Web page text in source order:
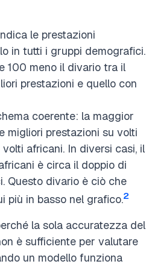
le prestazioni
in tutti i gruppi demografici.
100 meno il divario tra il
prestazioni e quello con
coerente: la maggior
migliori prestazioni su volti
africani. In diversi casi, il
è circa il doppio di
Questo divario è ciò che
più in basso nel grafico.2
la sola accuratezza del
è sufficiente per valutare
un modello funziona